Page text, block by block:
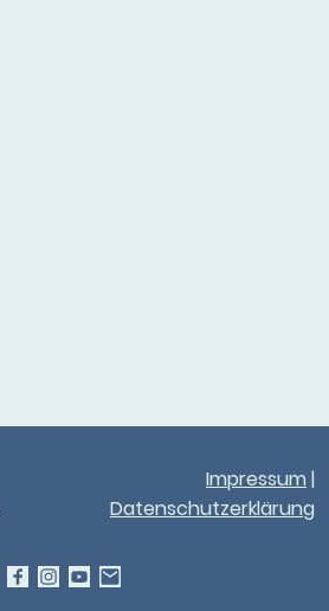
Impressum |
Datenschutzerklärung